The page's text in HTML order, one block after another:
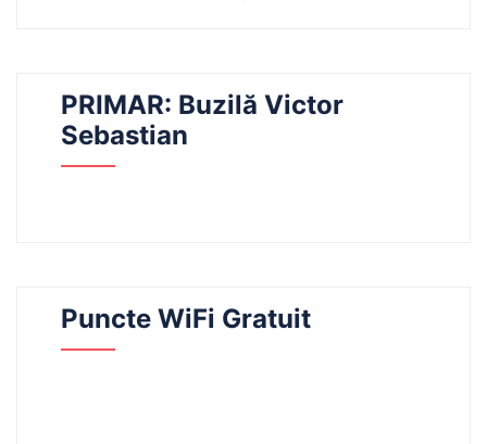
PRIMAR: Buzilă Victor
Sebastian
Puncte WiFi Gratuit